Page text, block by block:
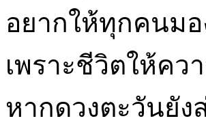
อยากให้ทุกคนมอ
เพราะชีวิตให้ค
หากดวงตะวันยัง